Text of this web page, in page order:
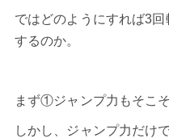
ではどのようにすれば3
するのか。
まず①ジャンプ力もそこ
しかし、ジャンプ力だけ